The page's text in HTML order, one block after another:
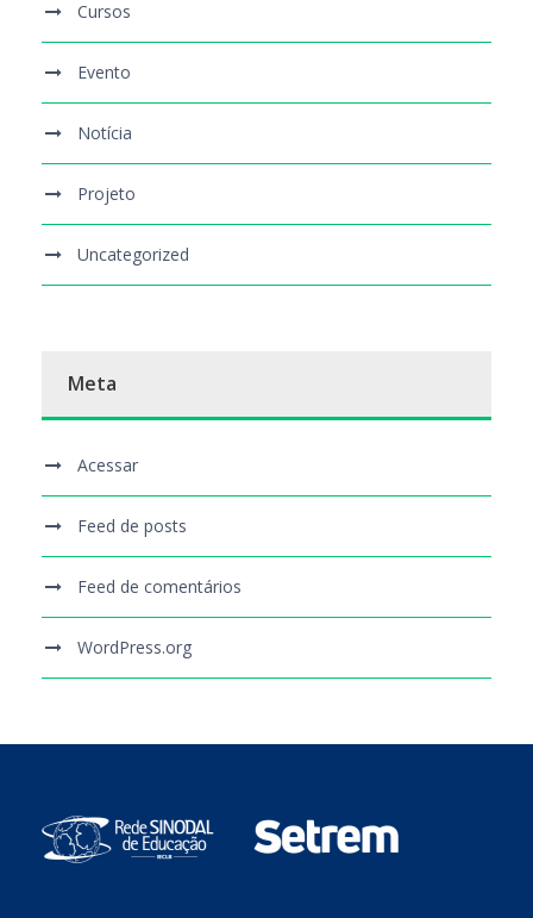
Cursos
Evento
Notícia
Projeto
Uncategorized
Meta
Acessar
Feed de posts
Feed de comentários
WordPress.org